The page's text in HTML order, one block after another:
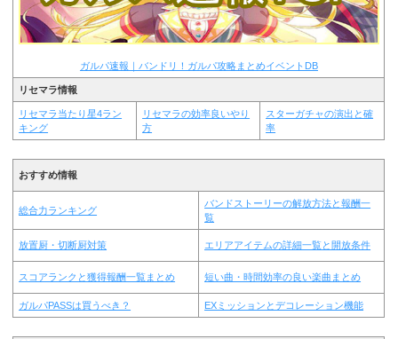
ガルパ速報｜バンドリ！ガルパ攻略まとめイベントDB
リセマラ情報
リセマラ当たり星4ラン
キング
リセマラの効率良いやり
方
スターガチャの演出と確
率
おすすめ情報
総合力ランキング
バンドストーリーの解放方法と報酬一
覧
放置厨・切断厨対策 エリアアイテムの詳細一覧と開放条件
スコアランクと獲得報酬一覧まとめ 短い曲・時間効率の良い楽曲まとめ
ガルパPASSは買うべき？ EXミッションとデコレーション機能